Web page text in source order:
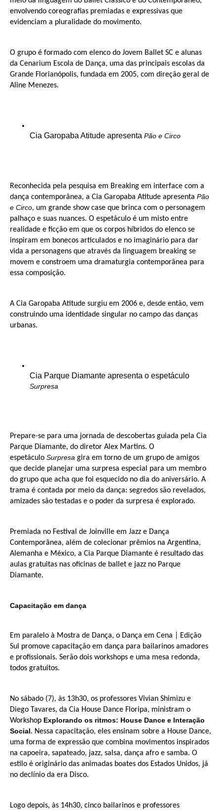
envolvendo coreografias premiadas e expressivas que
evidenciam a pluralidade do movimento.
O grupo é formado com elenco do Jovem Ballet SC e alunas
da Cenarium Escola de Dança, uma das principais escolas da
Grande Florianópolis, fundada em 2005, com direção geral de
Aline Menezes.
Cia Garopaba Atitude apresenta Pão e Circo
Reconhecida pela pesquisa em Breaking em interface com a
dança contemporânea, a Cia Garopaba Atitude apresenta Pão
e Circo, um grande show case que brinca com o personagem
palhaço e suas nuances. O espetáculo é um misto entre
realidade e ficção em que os corpos híbridos do elenco se
inspiram em bonecos articulados e no imaginário para dar
vida a personagens que através da linguagem breaking se
movem e constroem uma dramaturgia contemporânea para
essa composição.
A Cia Garopaba Atitude surgiu em 2006 e, desde então, vem
construindo uma identidade singular no campo das danças
urbanas.
Cia Parque Diamante apresenta o espetáculo
Surpresa
Prepare-se para uma jornada de descobertas guiada pela Cia
Parque Diamante, do diretor Alex Martins. O
espetáculo Surpresa gira em torno de um grupo de amigos
que decide planejar uma surpresa especial para um membro
do grupo que acha que foi esquecido no dia do aniversário. A
trama é contada por meio da dança: segredos são revelados,
amizades são testadas e o poder da surpresa é explorado.
Premiada no Festival de Joinville em Jazz e Dança
Contemporânea, além de colecionar prêmios na Argentina,
Alemanha e México, a Cia Parque Diamante é resultado das
aulas gratuitas nas oficinas de ballet e jazz no Parque
Diamante.
Capacitação em dança
Em paralelo à Mostra de Dança, o Dança em Cena | Edição
Sul promove capacitação em dança para bailarinos amadores
e profissionais. Serão dois workshops e uma mesa redonda,
todos gratuitos.
No sábado (7), às 13h30, os professores Vivian Shimizu e
Diego Tavares, da Cia House Dance Floripa, ministram o
Workshop Explorando os ritmos: House Dance e Interação
Social. Nessa capacitação, eles ensinam sobre a House Dance,
uma forma de expressão que combina movimentos inspirados
na capoeira, sapateado, jazz, salsa, dança afro e samba. O
estilo é originário das animadas boates dos Estados Unidos, já
no declínio da era Disco.
Logo depois, às 14h30, cinco bailarinos e professores